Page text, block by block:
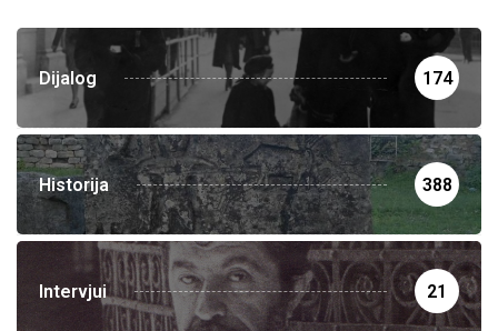
Dijalog 174
Historija 388
Intervjui 21